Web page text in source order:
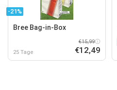
-21%
Bree Bag-in-Box
25 Tage
€15,99
€12,49